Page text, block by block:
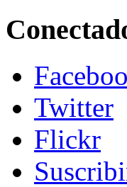
Twitter
Flickr